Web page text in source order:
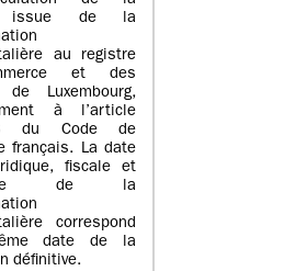
issue de la
au registre
et des
de Luxembourg,
à l’article
du Code de
français. La date
fiscale et
de la
correspond
date de la
définitive.